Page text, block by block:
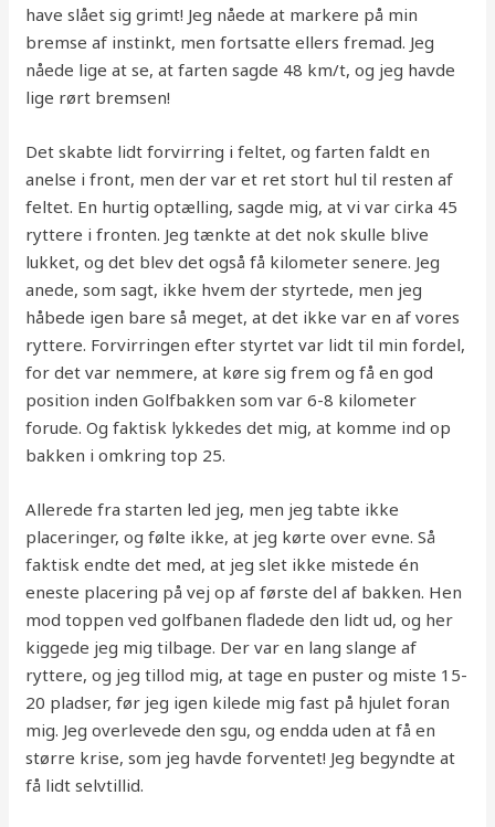
have slået sig grimt! Jeg nåede at markere på min
bremse af instinkt, men fortsatte ellers fremad. Jeg
nåede lige at se, at farten sagde 48 km/t, og jeg havde
lige rørt bremsen!
Det skabte lidt forvirring i feltet, og farten faldt en
anelse i front, men der var et ret stort hul til resten af
feltet. En hurtig optælling, sagde mig, at vi var cirka 45
ryttere i fronten. Jeg tænkte at det nok skulle blive
lukket, og det blev det også få kilometer senere. Jeg
anede, som sagt, ikke hvem der styrtede, men jeg
håbede igen bare så meget, at det ikke var en af vores
ryttere. Forvirringen efter styrtet var lidt til min fordel,
for det var nemmere, at køre sig frem og få en god
position inden Golfbakken som var 6-8 kilometer
forude. Og faktisk lykkedes det mig, at komme ind op
bakken i omkring top 25.
Allerede fra starten led jeg, men jeg tabte ikke
placeringer, og følte ikke, at jeg kørte over evne. Så
faktisk endte det med, at jeg slet ikke mistede én
eneste placering på vej op af første del af bakken. Hen
mod toppen ved golfbanen fladede den lidt ud, og her
kiggede jeg mig tilbage. Der var en lang slange af
ryttere, og jeg tillod mig, at tage en puster og miste 15-
20 pladser, før jeg igen kilede mig fast på hjulet foran
mig. Jeg overlevede den sgu, og endda uden at få en
større krise, som jeg havde forventet! Jeg begyndte at
få lidt selvtillid.